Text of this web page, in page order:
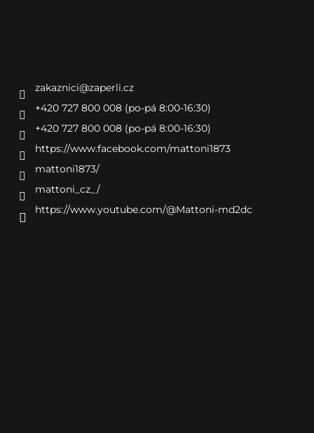
zakaznici@zaperli.cz
+420 727 800 008 (po-pá 8:00-16:30)
+420 727 800 008 (po-pá 8:00-16:30)
https://www.facebook.com/mattoni1873
mattoni1873/
mattoni_cz_/
https://www.youtube.com/@Mattoni-md2dc